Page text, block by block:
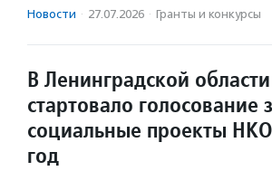
Новости · 27.07.2026 · Гранты и конкурсы
В Ленинградской области
стартовало голосование
социальные проекты
год